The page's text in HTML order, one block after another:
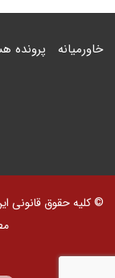
خاورمیانه پرونده
© کلیه حقوق قانونی